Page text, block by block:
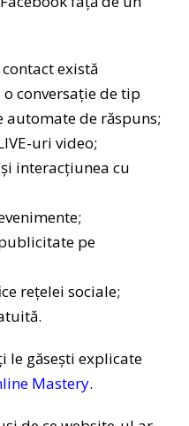
există
conversație de tip
automate de răspuns;
uri video;
interacțiunea cu
pe
rețelei sociale;
le găsești explicate
Mastery.